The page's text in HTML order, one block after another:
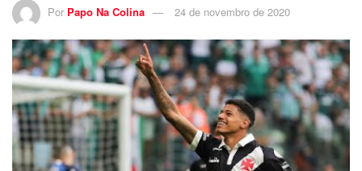
Por Papo Na Colina 24 de novembro de 2020